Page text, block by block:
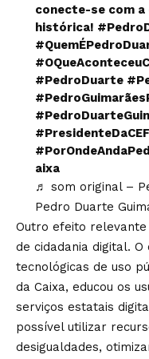
conecte-se com a
histórica!
#PedroDuarte
#PresidenteDaCEF
aixa
♬ som original –
Pedro Duarte
Outro efeito
de cidadania digital.
tecnológicas de uso
da Caixa, educou os
serviços estatais
possível utilizar
desigualdades,